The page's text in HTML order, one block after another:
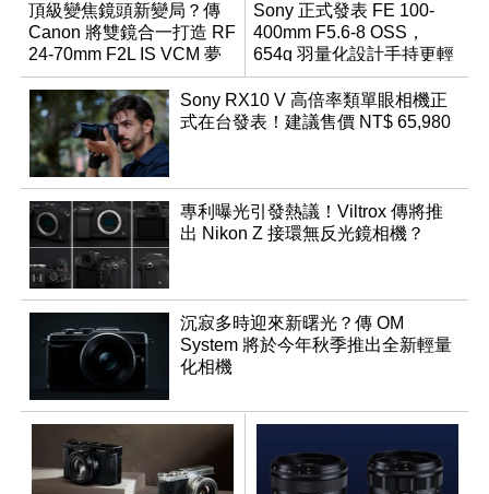
頂級變焦鏡頭新變局？傳
Canon 將雙鏡合一打造 RF
24-70mm F2L IS VCM 夢
幻規格
Sony 正式發表 FE 100-
400mm F5.6-8 OSS，
654g 羽量化設計手持更輕
鬆
Sony RX10 V 高倍率類單眼相機正
式在台發表！建議售價 NT$ 65,980
專利曝光引發熱議！Viltrox 傳將推
出 Nikon Z 接環無反光鏡相機？
沉寂多時迎來新曙光？傳 OM
System 將於今年秋季推出全新輕量
化相機